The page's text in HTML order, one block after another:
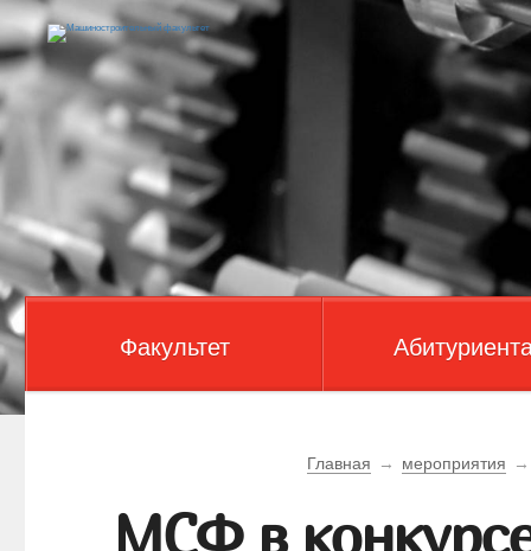
Факультет
Главная → мероприятия →
МСФ в